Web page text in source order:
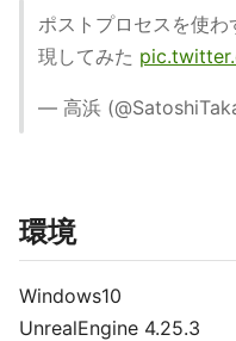
ポストプロセスを使
現してみた
— 高浜
環境
Windows10
UnrealEngine 4.25.3